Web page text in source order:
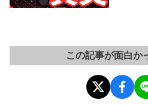
この記事が面白か